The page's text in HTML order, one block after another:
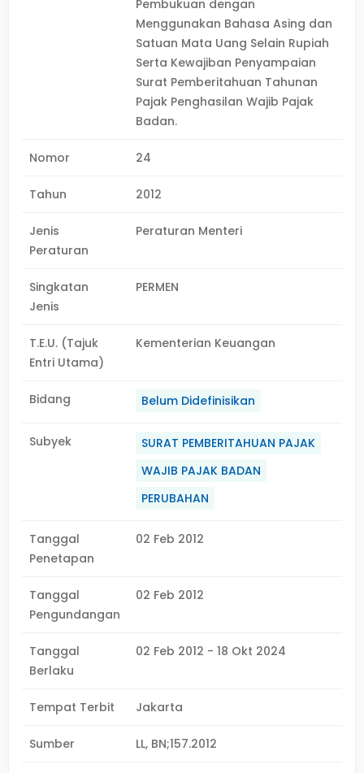
Pembukuan dengan
Menggunakan Bahasa Asing dan
Satuan Mata Uang Selain Rupiah
Serta Kewajiban Penyampaian
Surat Pemberitahuan Tahunan
Pajak Penghasilan Wajib Pajak
Badan.
Nomor 24
Tahun 2012
Jenis
Peraturan
Peraturan Menteri
Singkatan
Jenis
PERMEN
T.E.U. (Tajuk
Entri Utama)
Kementerian Keuangan
Bidang Belum Didefinisikan
Subyek
SURAT PEMBERITAHUAN PAJAK
WAJIB PAJAK BADAN
PERUBAHAN
Tanggal
Penetapan
02 Feb 2012
Tanggal
Pengundangan
02 Feb 2012
Tanggal
Berlaku
02 Feb 2012 - 18 Okt 2024
Tempat Terbit Jakarta
Sumber LL, BN;157.2012